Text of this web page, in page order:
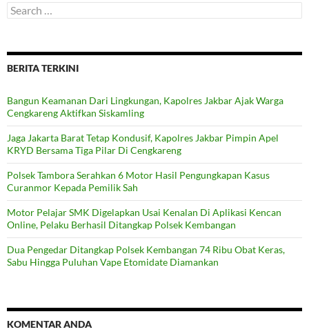
Search
for:
BERITA TERKINI
Bangun Keamanan Dari Lingkungan, Kapolres Jakbar Ajak Warga
Cengkareng Aktifkan Siskamling
Jaga Jakarta Barat Tetap Kondusif, Kapolres Jakbar Pimpin Apel
KRYD Bersama Tiga Pilar Di Cengkareng
Polsek Tambora Serahkan 6 Motor Hasil Pengungkapan Kasus
Curanmor Kepada Pemilik Sah
Motor Pelajar SMK Digelapkan Usai Kenalan Di Aplikasi Kencan
Online, Pelaku Berhasil Ditangkap Polsek Kembangan
Dua Pengedar Ditangkap Polsek Kembangan 74 Ribu Obat Keras,
Sabu Hingga Puluhan Vape Etomidate Diamankan
KOMENTAR ANDA